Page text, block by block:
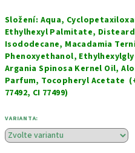
Složení: Aqua,
Ethylhexyl Palmitate,
Isododecane, Macadamia
Phenoxyethanol,
Argania Spinosa Kernel Oil,
Parfum, Tocopheryl Acetate
77492, CI 77499)
VARIANTA: